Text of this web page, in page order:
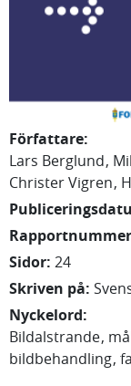
Författare:
Lars Berglund
ChristerVigren
Rapportnummer
Sidor: 24
Skriven på:
Nyckelord:
Bildalstrande
bildbehandling